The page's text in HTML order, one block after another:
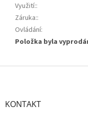
Využití::
Záruka::
Ovládání:
Položka byla
Z
KONTAKT